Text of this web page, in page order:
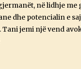
në lidhje me
dhe potencialin e
jemi një vend